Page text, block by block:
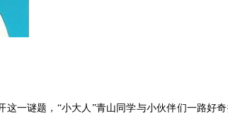
一谜题，“小大人”青山同学与小伙伴们一路好